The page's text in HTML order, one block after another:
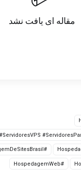
#HospedagemDeSitesBrasil
#HospedagemWeb
مقاله ای یافت نشد